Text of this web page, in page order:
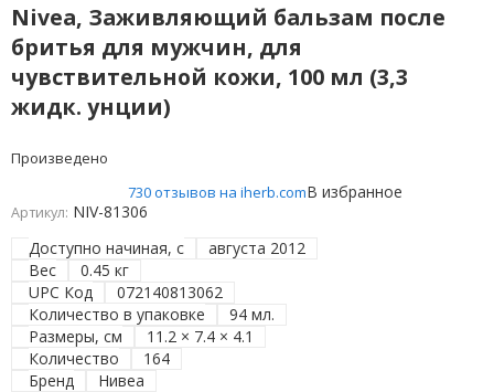
Nivea, Заживляющий бальзам после
бритья для мужчин, для
чувствительной кожи, 100 мл (3,3
жидк. унции)
Произведено
730 отзывов на iherb.comВ избранное
Артикул: NIV-81306
Доступно начиная, с
августа 2012
Вес
0.45 кг
UPC Код
072140813062
Количество в упаковке
94 мл.
Размеры, см
11.2 × 7.4 × 4.1
Количество
164
Бренд
Нивеа